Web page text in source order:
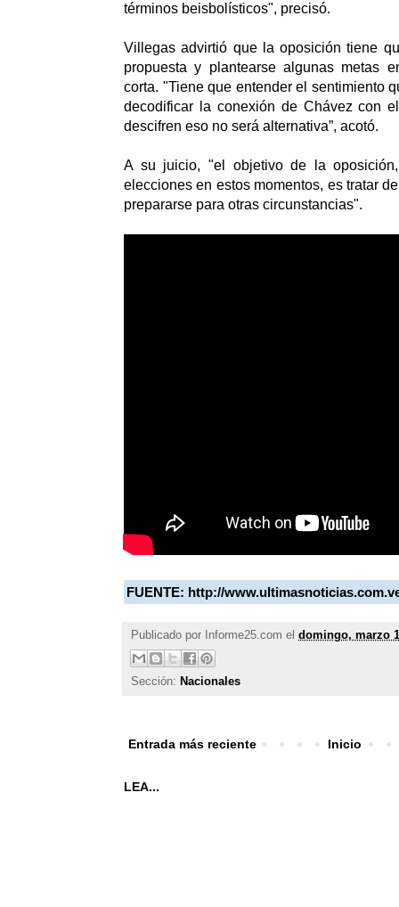
términos beisbolísticos", precisó.
Villegas advirtió que la oposición tiene
propuesta y plantearse algunas metas
corta. "Tiene que entender el sentimiento
decodificar la conexión de Chávez con
descifren eso no será alternativa”, acotó.
A su juicio, "el objetivo de la
elecciones en estos momentos, es tratar
prepararse para otras circunstancias".
FUENTE: http://
Publicado por Informe25.com el domingo, marzo
Sección: Nacionales
Entrada más reciente Inicio
LEA...